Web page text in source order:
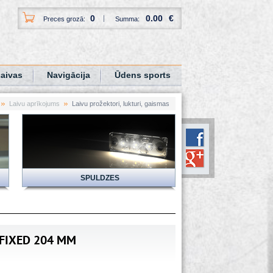
Preces grozā: 0 Summa: 0.00 €
Navigācija Ūdens sports
Laivu aprīkojums Laivu prožektori, lukturi, gaismas
SPULDZES
204 MM